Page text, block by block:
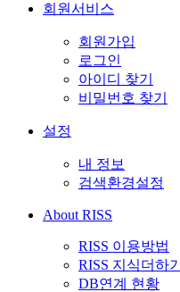
회원서비스
회원가입
로그인
아이디 찾기
비밀번호 찾기
설정
내 정보
검색환경설정
About RISS
RISS 이용방법
RISS 지식더하기
DB연계 현황